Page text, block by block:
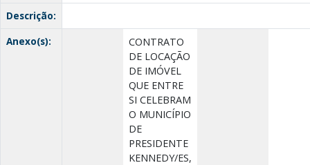
Descrição:
Anexo(s):
CONTRATO
DE LOCAÇÃO
DE IMÓVEL
QUE ENTRE
SI CELEBRAM
O MUNICÍPIO
DE
PRESIDENTE
KENNEDY/ES,